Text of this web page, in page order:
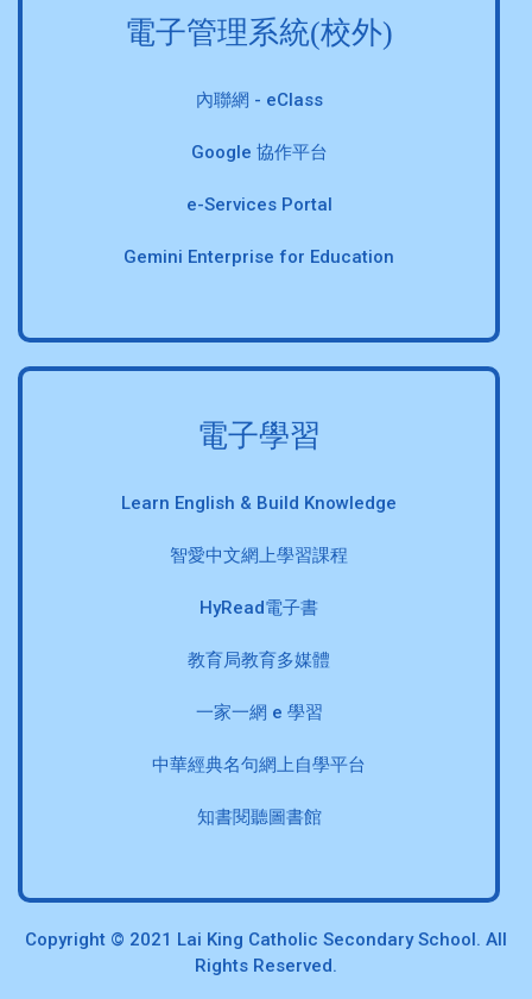
電子管理系統(校外)
內聯網 - eClass
Google 協作平台
e-Services Portal
Gemini Enterprise for Education
電子學習
Learn English & Build Knowledge
智愛中文網上學習課程
HyRead電子書
教育局教育多媒體
一家一網 e 學習
中華經典名句網上自學平台
知書閱聽圖書館
Copyright © 2021 Lai King Catholic Secondary School. All
Rights Reserved.